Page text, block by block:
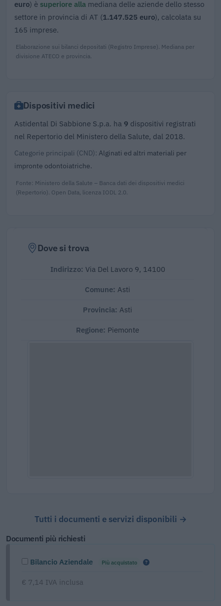
euro) è superiore alla mediana delle aziende dello stesso
settore in provincia di AT (1.147.525 euro), calcolata su
165 imprese.
Elaborazione sui bilanci depositati (Registro Imprese). Mediana per
divisione ATECO e provincia.
Dispositivi medici
Astidental Di Sabbione S.p.a. ha 9 dispositivi registrati
nel Repertorio del Ministero della Salute, dal 2018.
Categorie principali (CND): Alginati ed altri materiali per
impronte odontoiatriche.
Fonte: Ministero della Salute – Banca dati dei dispositivi medici
(Repertorio). Open Data, licenza IODL 2.0.
Dove si trova
Indirizzo: Via Del Lavoro 9, 14100
Comune: Asti
Provincia: Asti
Regione: Piemonte
Tutti i documenti e servizi disponibili →
Documenti più richiesti
Bilancio Aziendale Più acquistato
€ 7,14 IVA inclusa